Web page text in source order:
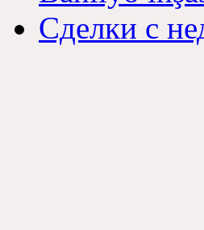
Сделки с